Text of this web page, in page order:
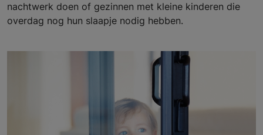
nachtwerk doen of gezinnen met kleine kinderen die
overdag nog hun slaapje nodig hebben.